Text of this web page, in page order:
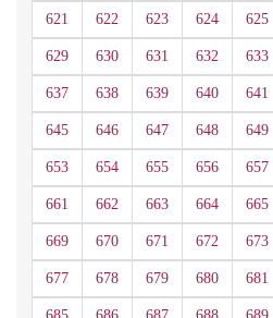
621 622 623 624 625
629 630 631 632 633
637 638 639 640 641
645 646 647 648 649
653 654 655 656 657
661 662 663 664 665
669 670 671 672 673
677 678 679 680 681